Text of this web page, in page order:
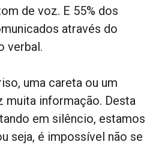
de voz. E 55% dos
através do
verbal.
uma careta ou um
muita informação. Desta
em silêncio, estamos
seja, é impossível não se